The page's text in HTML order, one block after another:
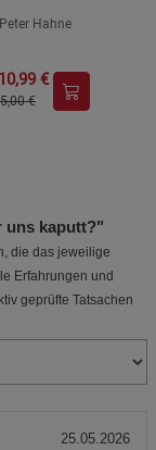
Peter Hahne
10,99 €
€
uns kaputt?"
die das jeweilige
Erfahrungen und
geprüfte Tatsachen
25.05.2026